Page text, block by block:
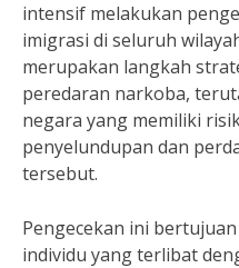
intensif melakukan
imigrasi di seluruh
merupakan langkah
peredaran narkoba,
negara yang memiliki
penyelundupan dan
tersebut.
Pengecekan ini
individu yang terlibat